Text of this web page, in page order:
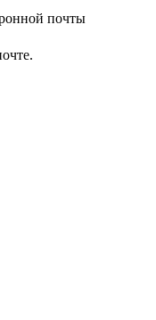
почты